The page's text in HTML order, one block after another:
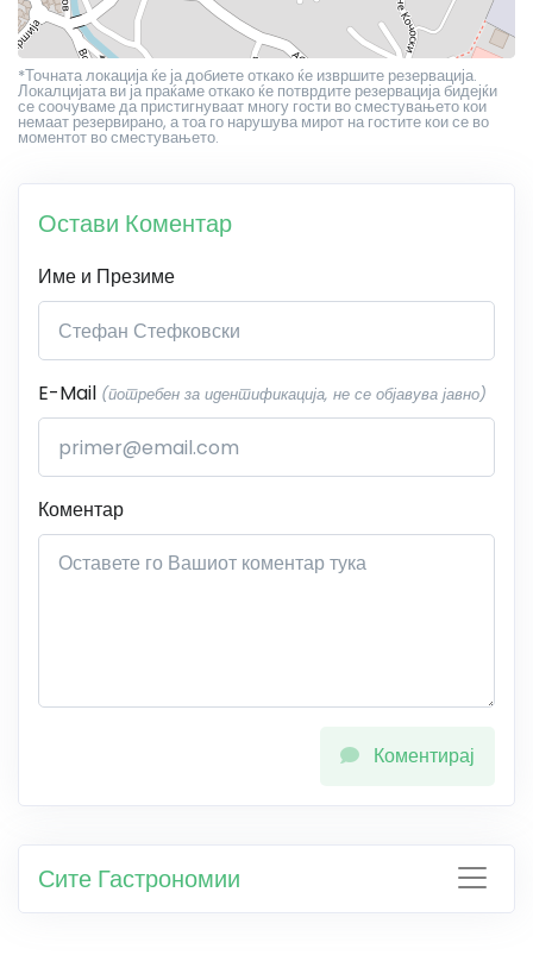
*Точната локација ќе ја добиете откако ќе извршите резервација.
Локалцијата ви ја праќаме откако ќе потврдите резервација бидејќи
се соочуваме да пристигнуваат многу гости во сместувањето кои
немаат резервирано, а тоа го нарушува мирот на гостите кои се во
моментот во сместувањето.
Остави Коментар
Име и Презиме
E-Mail (потребен за идентификација, не се објавува јавно)
Коментар
Коментирај
Сите Гастрономии